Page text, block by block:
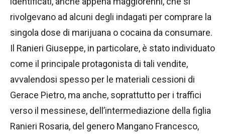
rivolgevano ad alcuni degli indagati per comprare la
singola dose di marijuana o cocaina da consumare.
Il Ranieri Giuseppe, in particolare, è stato individuato
come il principale protagonista di tali vendite,
avvalendosi spesso per le materiali cessioni di
Gerace Pietro, ma anche, soprattutto per i traffici
verso il messinese, dell’intermediazione della figlia
Ranieri Rosaria, del genero Mangano Francesco,